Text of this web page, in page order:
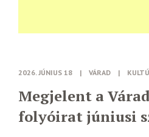
2026. JÚNIUS 18 | VÁRAD |
Megjelent a
folyóirat júniusi